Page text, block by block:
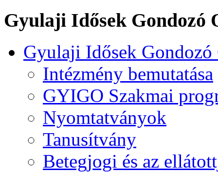
Gyulaji Idősek Gondozó
Gyulaji Idősek Gondozó
Intézmény bemutatása
GYIGO Szakmai
Nyomtatványok
Tanusítvány
Betegjogi és az